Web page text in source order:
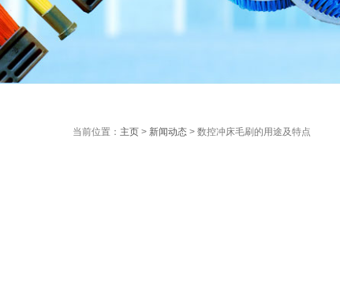
当前位置： 主页 > 新闻动态 > 数控冲床毛刷的用途及特点